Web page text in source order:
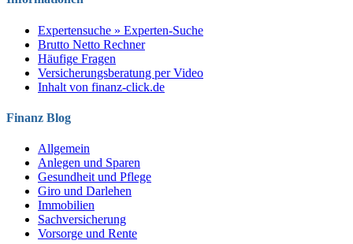
Expertensuche » Experten-Suche
Brutto Netto Rechner
Häufige Fragen
Versicherungsberatung per Video
Inhalt von finanz-click.de
Finanz Blog
Allgemein
Anlegen und Sparen
Gesundheit und Pflege
Giro und Darlehen
Immobilien
Sachversicherung
Vorsorge und Rente